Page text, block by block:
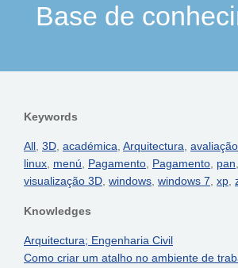
Base de
Keywords
All, 3D, académica, Arquitectura, avaliação
linux, menú, Pagamento, Pagamento, pan,
visualização 3D, windows, windows 7, xp,
Knowledges
Arquitectura; Engenharia Civil
Como criar um atalho no ambiente de